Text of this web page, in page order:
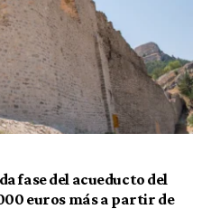
fase del acueducto del
euros más a partir de